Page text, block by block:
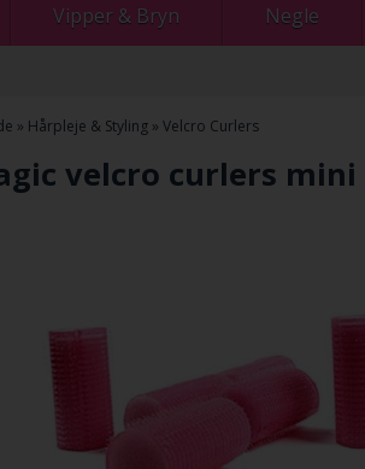
Vipper & Bryn Negle
» Hårpleje & Styling» Velcro Curlers
velcro curlers mini